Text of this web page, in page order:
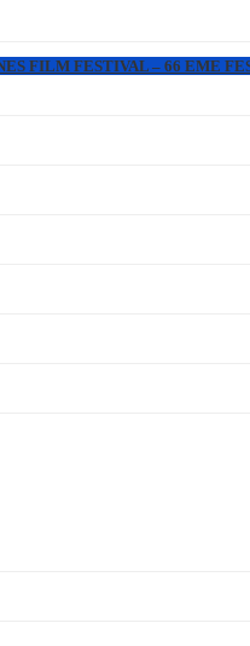
FILM FESTIVAL – 66 EME